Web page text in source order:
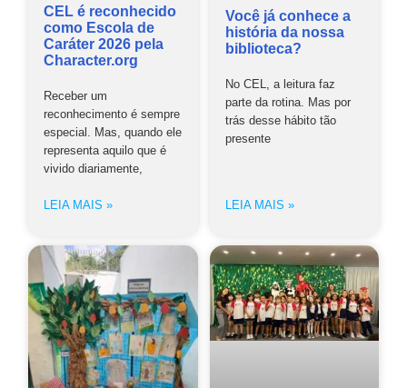
CEL é reconhecido
como Escola de
Caráter 2026 pela
Character.org
Receber um
reconhecimento é sempre
especial. Mas, quando ele
representa aquilo que é
vivido diariamente,
LEIA MAIS »
Você já conhece a
história da nossa
biblioteca?
No CEL, a leitura faz
parte da rotina. Mas por
trás desse hábito tão
presente
LEIA MAIS »